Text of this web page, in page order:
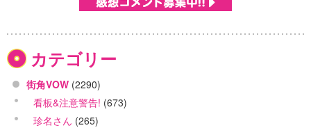
カテゴリー
街角VOW (2290)
看板&注意警告! (673)
珍名さん (265)